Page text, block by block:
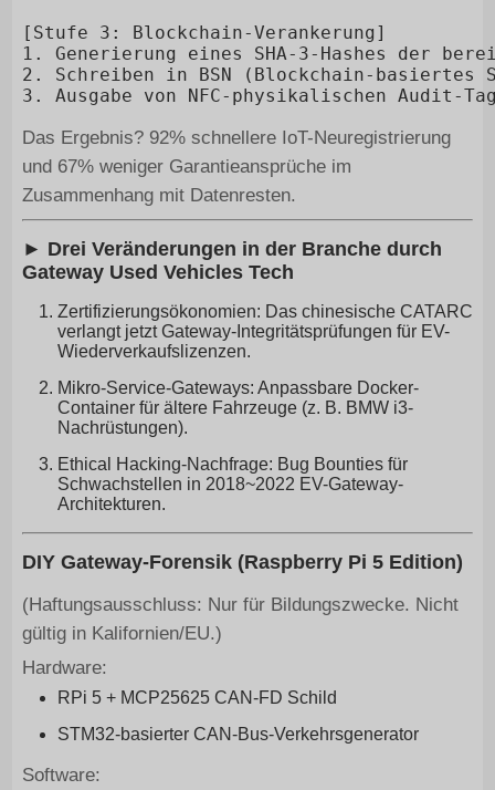
[Stufe 3: Blockchain-Verankerung]
1. Generierung eines SHA-3-Hashes der
2. Schreiben in BSN (Blockchain-basiertes
Das Ergebnis? 92% schnellere IoT-Neuregistrierung
und 67% weniger Garantieansprüche im
Zusammenhang mit Datenresten.
► Drei Veränderungen in der Branche durch
Gateway Used Vehicles Tech
Zertifizierungsökonomien: Das chinesische CATARC
verlangt jetzt Gateway-Integritätsprüfungen für EV-
Wiederverkaufslizenzen.
Mikro-Service-Gateways: Anpassbare Docker-
Container für ältere Fahrzeuge (z. B. BMW i3-
Nachrüstungen).
Ethical Hacking-Nachfrage: Bug Bounties für
Schwachstellen in 2018~2022 EV-Gateway-
Architekturen.
DIY Gateway-Forensik (Raspberry Pi 5 Edition)
(Haftungsausschluss: Nur für Bildungszwecke. Nicht
gültig in Kalifornien/EU.)
Hardware:
RPi 5 + MCP25625 CAN-FD Schild
STM32-basierter CAN-Bus-Verkehrsgenerator
Software: